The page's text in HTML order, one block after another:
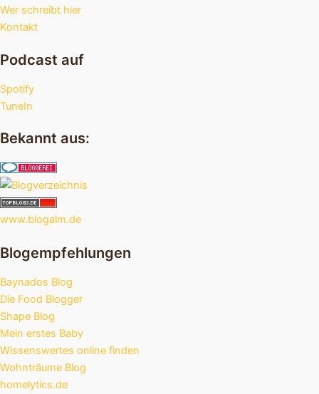
Wer schreibt hier
Kontakt
Podcast auf
Spotify
TuneIn
Bekannt aus:
www.blogalm.de
Blogempfehlungen
Baynados Blog
Die Food Blogger
Shape Blog
Mein erstes Baby
Wissenswertes online finden
Wohnträume Blog
homelytics.de